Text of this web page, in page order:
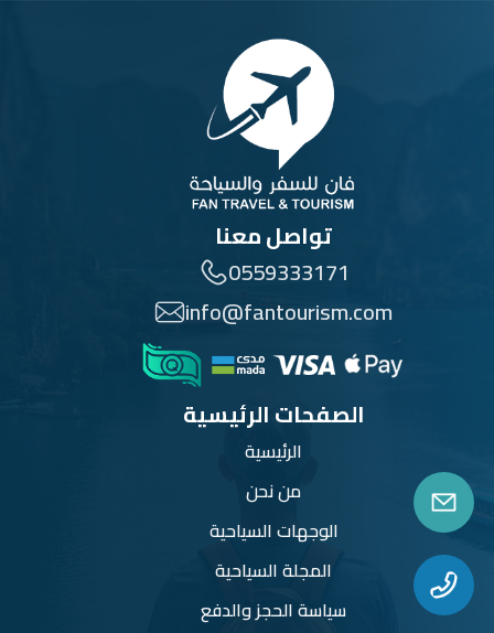
تواصل معنا
0559333171
info@fantourism.com
الصفحات الرئيسية
الرئيسية
من نحن
الوجهات السياحية
المجلة السياحية
سياسة الحجز والدفع